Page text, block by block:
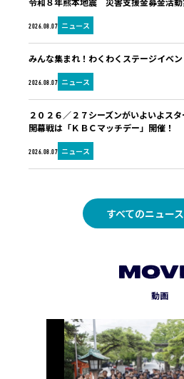
2026.08.07 ニュース
2026.08.07 ニュース
みんな集まれ！わくわくステージイベ
2026.08.07 ニュース
２０２６／２７シーズンがいよいよス
開幕戦は「ＫＢＣマッチデー」開催！
すべてのニュー
動画